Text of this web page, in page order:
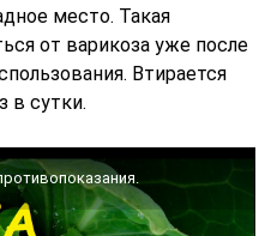
место. Такая
от варикоза уже после
Втирается
в сутки.